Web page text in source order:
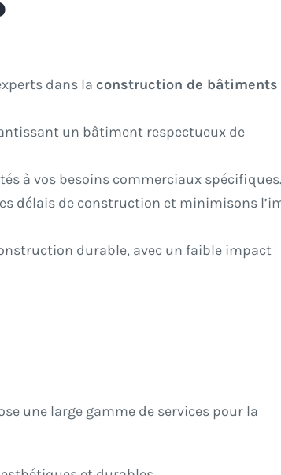
dans la construction de bâtiments
un bâtiment respectueux de
à vos besoins commerciaux spécifiques.
délais de construction et minimisons
durable, avec un faible impact
une large gamme de services pour la